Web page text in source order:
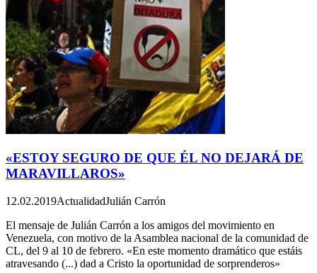
«ESTOY SEGURO DE QUE ÉL NO DEJARÁ DE
MARAVILLAROS»
12.02.2019ActualidadJulián Carrón
El mensaje de Julián Carrón a los amigos del movimiento en
Venezuela, con motivo de la Asamblea nacional de la comunidad de
CL, del 9 al 10 de febrero. «En este momento dramático que estáis
atravesando (...) dad a Cristo la oportunidad de sorprenderos»